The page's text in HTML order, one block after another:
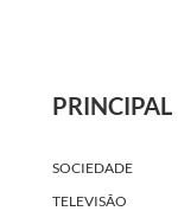
PRINCIPAL
SOCIEDADE
TELEVISÃO